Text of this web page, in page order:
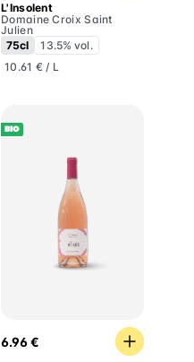
L'Insolent
Domaine Croix Saint
Julien
75cl
13.5% vol.
10.61 € / L
BIO
6.96 €